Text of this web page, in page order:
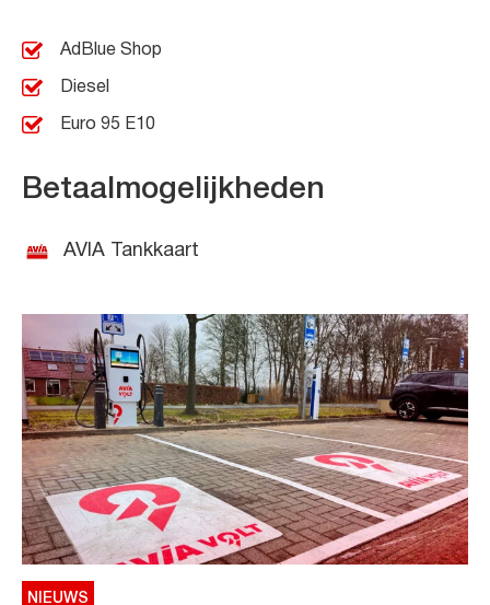
AdBlue Shop
Diesel
Euro 95 E10
Betaalmogelijkheden
AVIA Tankkaart
NIEUWS